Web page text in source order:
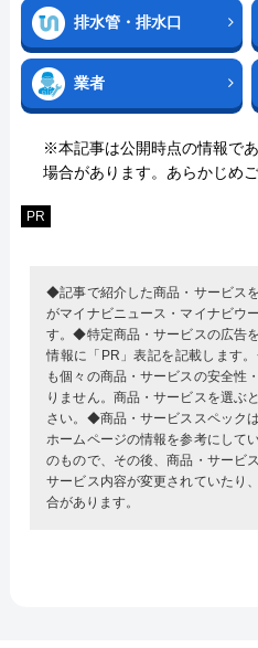
排水管・排水口
業者
※本記事は公開時点の情報で
場合があります。あらかじめ
PR
◆記事で紹介した商品・サービス
がマイナビニュース・マイナビウ
す。◆特定商品・サービスの広告
情報に「PR」表記を記載します
も個々の商品・サービスの安全性
りません。商品・サービスを選ぶ
さい。◆商品・サービススペック
ホームページの情報を参考にして
のもので、その後、商品・サービ
サービス内容が変更されていたり
合があります。